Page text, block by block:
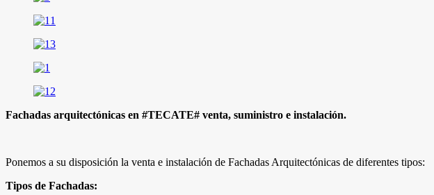
Fachadas arquitectónicas en #TECATE# venta, suministro e instalación.
Ponemos a su disposición la venta e instalación de Fachadas Arquitectónicas de diferentes tipos:
Tipos de Fachadas: